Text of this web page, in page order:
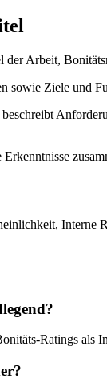
der Arbeit,
sowie Ziele und
Interne
Ratings